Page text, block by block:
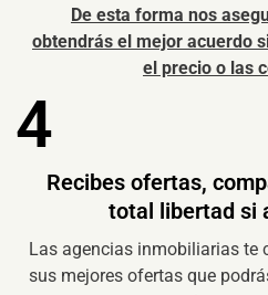
De esta forma nos
obtendrás el mejor acuerdo
el precio o las
4
Recibes ofertas,
total libertad si
Las agencias inmobiliarias te
sus mejores ofertas que